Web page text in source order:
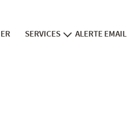
SERVICES ALERTE EMAIL